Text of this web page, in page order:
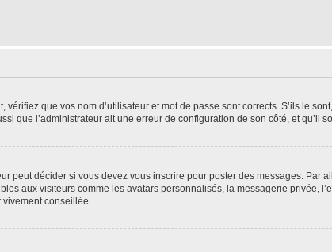
que vos nom d’utilisateur et mot de passe sont corrects. S’ils le
que l’administrateur ait une erreur de configuration de son côté, et qu’il
peut décider si vous devez vous inscrire pour poster des messages. Par
aux visiteurs comme les avatars personnalisés, la messagerie privée,
vivement conseillée.